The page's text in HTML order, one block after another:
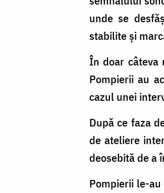
unde se
stabilite și
În doar câteva
Pompierii au
cazul unei
După ce faza
de ateliere
deosebită de a
Pompierii le-